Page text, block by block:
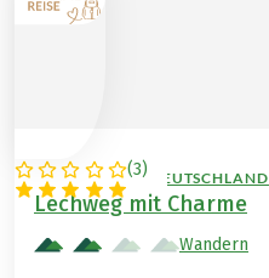
(3)
ÖSTERREICH / DEUTSCHLAND
Lechweg mit Charme
Wandern